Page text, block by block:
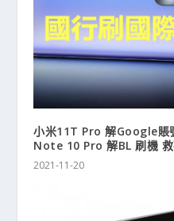
小米11T Pro 解Google
Note 10 Pro 解BL 刷機
2021-11-20